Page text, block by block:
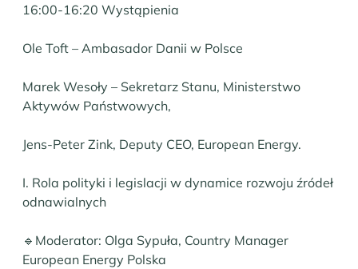
16:00-16:20 Wystąpienia
Ole Toft – Ambasador Danii w Polsce
Marek Wesoły – Sekretarz Stanu, Ministerstwo
Aktywów Państwowych,
Jens-Peter Zink, Deputy CEO, European Energy.
I. Rola polityki i legislacji w dynamice rozwoju źródeł
odnawialnych
🔹Moderator: Olga Sypuła, Country Manager
European Energy Polska